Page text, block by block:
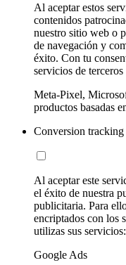
Al aceptar estos
contenidos
nuestro sitio web o
de navegación y
éxito. Con tu
servicios de
Meta-Pixel,
productos basadas
Conversion
Al aceptar este
el éxito de nuestra
publicitaria. Para
encriptados con los
utilizas sus servicios:
Google Ads